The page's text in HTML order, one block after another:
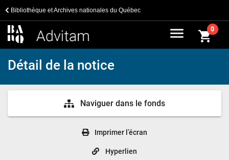
Bibliothèque et Archives nationales du Québec
menu shopping_cart0
Détail de la notice
Naviguer dans le fonds
Imprimer l’écran
Hyperlien